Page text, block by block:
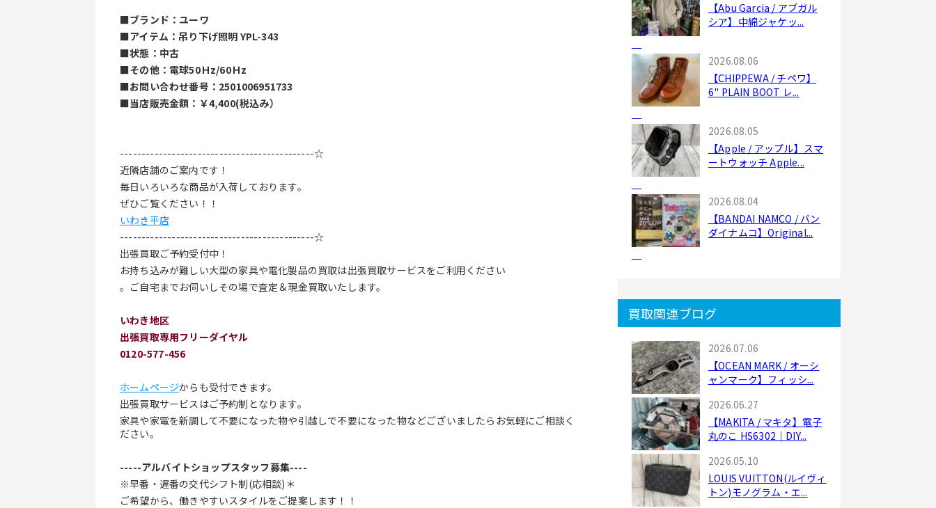
■ブランド：ユーワ
■アイテム： 吊り下げ照明 YPL-343
■状態：中古
■その他：電球50Ｈz/60Ｈz
■お問い合わせ番号：2501006951733
■当店販売金額：￥4,400(税込み）
---------------------------------------------☆
近隣店舗のご案内です！
毎日いろいろな商品が入荷しております。
ぜひご覧ください！！
いわき平店
---------------------------------------------☆
出張買取ご予約受付中！
お持ち込みが難しい大型の家具や電化製品の買取は出張買取サービスをご利用ください
。ご自宅までお伺いしその場で査定＆現金買取いたします。
いわき地区
出張買取専用フリーダイヤル
0120-577-456
ホームページからも受付できます。
出張買取サービスはご予約制となります。
家具や家電を新調して不要になった物や引越しで不要になった物などございましたらお気軽にご相談く
ださい。
-----アルバイトショップスタッフ募集----
※早番・遅番の交代シフト制(応相談)＊
ご希望から、働きやすいスタイルをご提案します！！
【Abu Garcia / アブガル
シア】中綿ジャケッ...
2026.08.06
【CHIPPEWA / チペワ】
6" PLAIN BOOT レ...
2026.08.05
【Apple / アップル】スマ
ートウォッチ Apple...
2026.08.04
【BANDAI NAMCO / バン
ダイナムコ】Original...
買取関連ブログ
2026.07.06
【OCEAN MARK / オーシ
ャンマーク】フィッシ...
2026.06.27
【MAKITA / マキタ】電子
丸のこ HS6302｜DIY...
2026.05.10
LOUIS VUITTON(ルイヴィ
トン)モノグラム・エ...